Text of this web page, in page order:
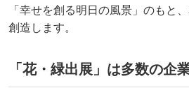
「幸せを創る明日の風景」のもと
創造します。
「花・緑出展」は多数の企